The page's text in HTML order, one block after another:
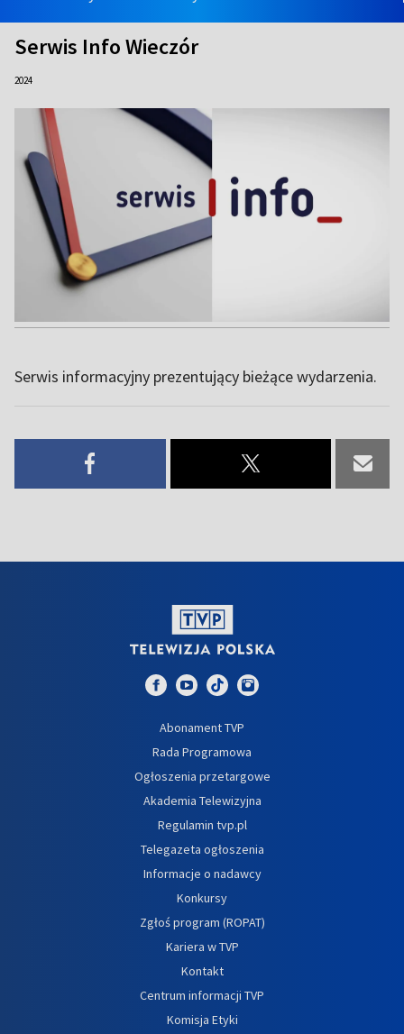
Serwis Info Wieczór
2024
Serwis informacyjny prezentujący bieżące wydarzenia.
Abonament TVP
Rada Programowa
Ogłoszenia przetargowe
Akademia Telewizyjna
Regulamin tvp.pl
Telegazeta ogłoszenia
Informacje o nadawcy
Konkursy
Zgłoś program (ROPAT)
Kariera w TVP
Kontakt
Centrum informacji TVP
Komisja Etyki